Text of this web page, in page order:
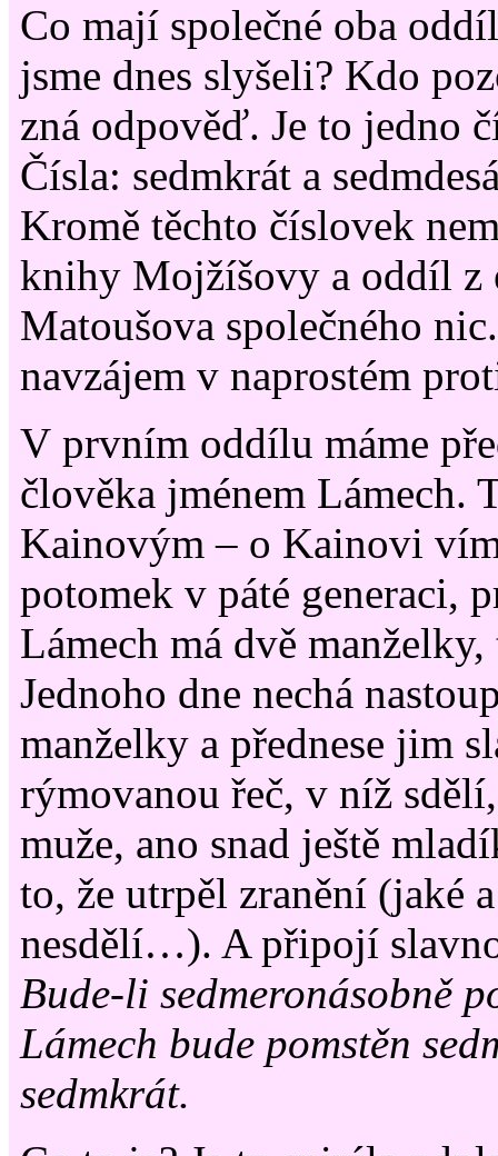
Co mají společné oba
jsme dnes slyšeli? Kdo
zná odpověď. Je to jedno
Čísla: sedmkrát a
Kromě těchto číslovek
knihy Mojžíšovy a oddíl z
Matoušova společného
navzájem v naprostém
V prvním oddílu máme
člověka jménem Lámech.
Kainovým – o Kainovi
potomek v páté generaci,
Lámech má dvě
Jednoho dne nechá
manželky a přednese jim
rýmovanou řeč, v níž
muže, ano snad ještě
to, že utrpěl zranění (jaké
nesdělí…). A připojí
Bude-li sedmeronásobně
Lámech bude pomstěn
sedmkrát.